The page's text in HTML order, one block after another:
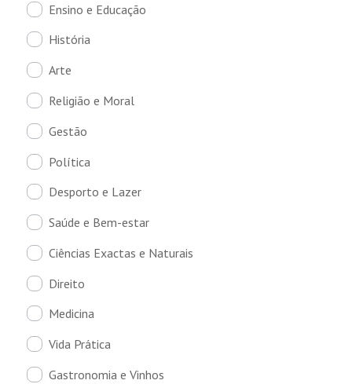
Ensino e Educação
História
Arte
Religião e Moral
Gestão
Política
Desporto e Lazer
Saúde e Bem-estar
Ciências Exactas e Naturais
Direito
Medicina
Vida Prática
Gastronomia e Vinhos